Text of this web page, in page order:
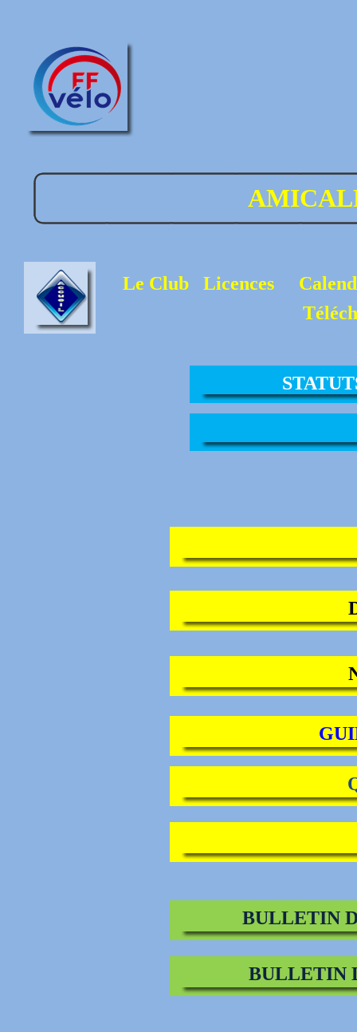
Le Club Licences
BULLETIN
BULLETIN